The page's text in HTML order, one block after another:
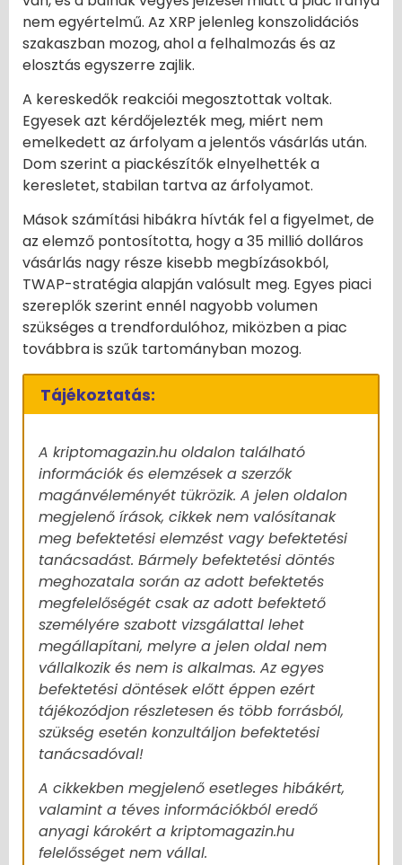
nem egyértelmű. Az XRP jelenleg konszolidációs
szakaszban mozog, ahol a felhalmozás és az
elosztás egyszerre zajlik.
A kereskedők reakciói megosztottak voltak.
Egyesek azt kérdőjelezték meg, miért nem
emelkedett az árfolyam a jelentős vásárlás után.
Dom szerint a piackészítők elnyelhették a
keresletet, stabilan tartva az árfolyamot.
Mások számítási hibákra hívták fel a figyelmet, de
az elemző pontosította, hogy a 35 millió dolláros
vásárlás nagy része kisebb megbízásokból,
TWAP-stratégia alapján valósult meg. Egyes piaci
szereplők szerint ennél nagyobb volumen
szükséges a trendfordulóhoz, miközben a piac
továbbra is szűk tartományban mozog.
Tájékoztatás:
A kriptomagazin.hu oldalon található
információk és elemzések a szerzők
magánvéleményét tükrözik. A jelen oldalon
megjelenő írások, cikkek nem valósítanak
meg befektetési elemzést vagy befektetési
tanácsadást. Bármely befektetési döntés
meghozatala során az adott befektetés
megfelelőségét csak az adott befektető
személyére szabott vizsgálattal lehet
megállapítani, melyre a jelen oldal nem
vállalkozik és nem is alkalmas. Az egyes
befektetési döntések előtt éppen ezért
tájékozódjon részletesen és több forrásból,
szükség esetén konzultáljon befektetési
tanácsadóval!
A cikkekben megjelenő esetleges hibákért,
valamint a téves információkból eredő
anyagi károkért a kriptomagazin.hu
felelősséget nem vállal.